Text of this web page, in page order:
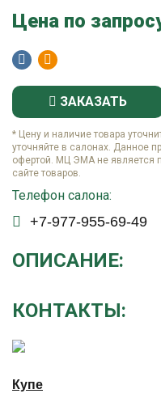
Цена по
ЗАКАЗАТЬ
* Цену и наличие товара
уточняйте в салонах. Данное
офертой. МЦ ЭМА не является
сайте товаров.
Телефон салона:
+7-977-955-69-49
ОПИСАНИЕ:
КОНТАКТЫ:
Купе